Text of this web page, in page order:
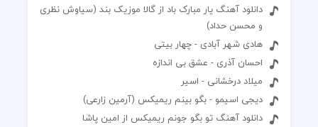
دانلود آهنگ یار مبارک باد از گالا موزیک بند (سیاوش نظری
و محسن حداد)
هادی شهر آبادی - چهار بیتی
احسان آذری - عشق بی اندازه
میلاد درخشانی - اسیر
دیجی اسیمو - بگو بینم ریمیکس (آرمین زارعی)
دانلود آهنگ تو بگو جونم ریمیکس از امین پاشا